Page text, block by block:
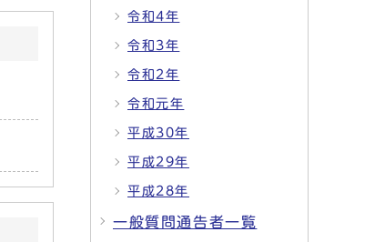
令和4年
令和3年
令和2年
令和元年
平成30年
平成29年
平成28年
一般質問通告者一覧